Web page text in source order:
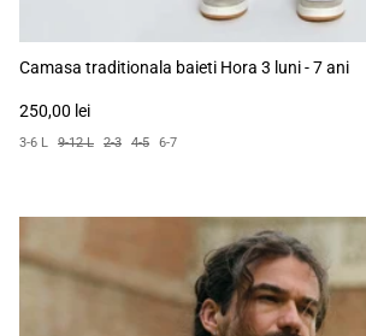
Camasa traditionala baieti Hora 3 luni - 7 ani
250,00 lei
3-6 L 9-12 L 2-3 4-5 6-7